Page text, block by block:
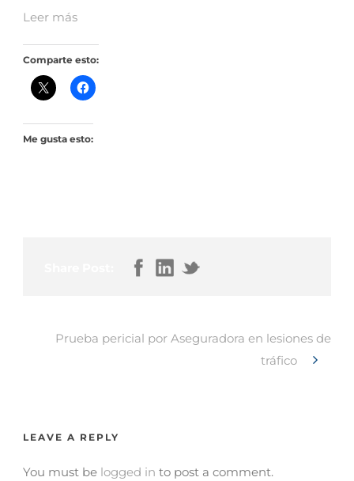
Leer más
Comparte esto:
Me gusta esto:
Prueba pericial por Aseguradora en lesiones de
tráfico
LEAVE A REPLY
You must be logged in to post a comment.